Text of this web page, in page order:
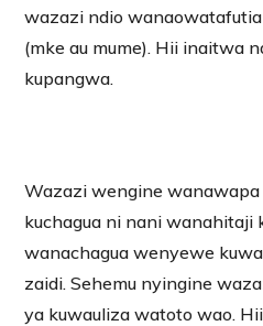
wazazi ndio
(mke au mume). Hii inaitwa
kupangwa.
Wazazi wengine
kuchagua ni nani wanahitaji
wanachagua wenyewe
zaidi. Sehemu nyingine
ya kuwauliza watoto wao.